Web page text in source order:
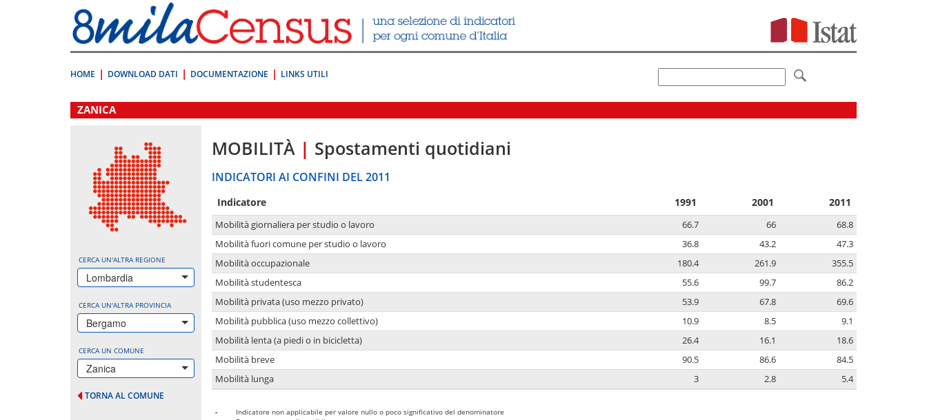
direttamente
a:
Contenuto
HOME DOWNLOAD DATI DOCUMENTAZIONE LINKS UTILI
.
ZANICA
CERCA UN'ALTRA REGIONE
Lombardia
CERCA UN'ALTRA PROVINCIA
Bergamo
CERCA UN COMUNE
Zanica
TORNA AL COMUNE
MOBILITÀ | Spostamenti quotidiani
INDICATORI AI CONFINI DEL 2011
Indicatore 1991 2001 2011
Mobilità giornaliera per studio o lavoro 66.7 66
68.8
Mobilità fuori comune per studio o lavoro
36.8 43.2
47.3
Mobilità occupazionale
180.4 261.9
355.5
Mobilità studentesca
55.6 99.7
86.2
Mobilità privata (uso mezzo privato)
53.9 67.8
69.6
Mobilità pubblica (uso mezzo collettivo)
10.9 8.5
9.1
Mobilità lenta (a piedi o in bicicletta)
26.4 16.1
18.6
Mobilità breve
90.5 86.6
84.5
Mobilità lunga
3 2.8 5.4
-
Indicatore non applicabile per valore nullo o poco significativo del denominatore